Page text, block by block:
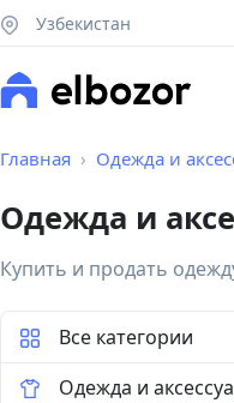
Узбекистан
Главная Одежда и
Одежда и
Купить и продать
Все категории
Одежда и